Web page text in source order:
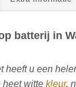
batterij in
heeft u een
heet witte kleur,